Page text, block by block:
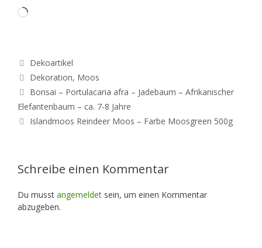
Loading…
Kategorien
Dekoartikel
Schlagwörter
Dekoration, Moos
Bonsai – Portulacaria afra – Jadebaum – Afrikanischer
Elefantenbaum – ca. 7-8 Jahre
Islandmoos Reindeer Moos – Farbe Moosgreen 500g
Schreibe einen Kommentar
Du musst angemeldet sein, um einen Kommentar
abzugeben.